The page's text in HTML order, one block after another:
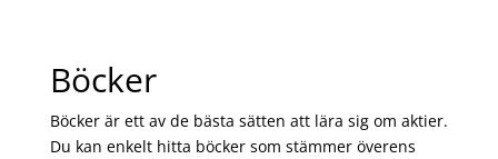
Böcker
Böcker är ett av de bästa sätten att lära sig om aktier.
Du kan enkelt hitta böcker som stämmer överens